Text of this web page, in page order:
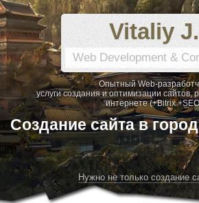
Vitaliy J.
Web Development &
Опытный Web-
услуги создания и оптимизации сайтов,
интернете (+Bitrix
Создание сайта в
Нужно не только создание